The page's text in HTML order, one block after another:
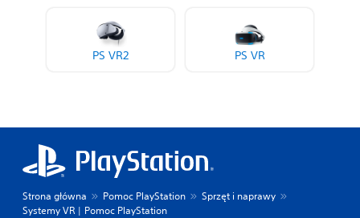
PS VR2 PS VR
Strona główna Pomoc PlayStation
Sprzęt i naprawy
Systemy VR | Pomoc PlayStation